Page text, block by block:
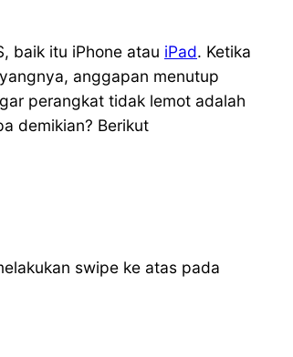
baik itu iPhone atau iPad. Ketika
anggapan menutup
perangkat tidak lemot adalah
demikian? Berikut
swipe ke atas pada